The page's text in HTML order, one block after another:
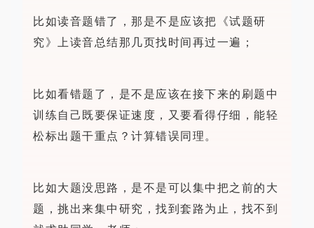
比如读音题错了，那是不是应该把《试题研
究》上读音总结那几页找时间再过一遍；
比如看错题了，是不是应该在接下来的刷题中
训练自己既要保证速度，又要看得仔细，能轻
松标出题干重点？计算错误同理。
比如大题没思路，是不是可以集中把之前的大
题，挑出来集中研究，找到套路为止，找不到